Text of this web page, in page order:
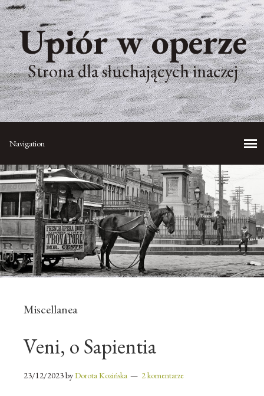
Upiór w operze
Strona dla słuchających inaczej
Miscellanea
Veni, o Sapientia
23/12/2023byDorota Kozińska 2 komentarze